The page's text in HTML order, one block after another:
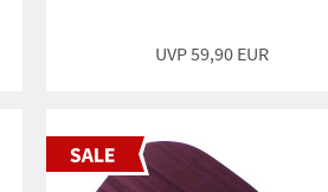
UVP 59,90 EUR